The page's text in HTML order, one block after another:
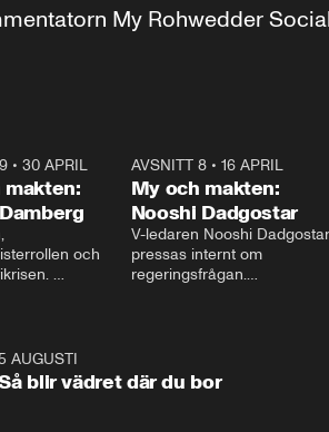
My Rohwedder
• 30 APRIL
makten:
och
och Makten.
AVSNITT 8• 16 APRIL
My och makten:
Nooshi Dadgostar
V-ledaren Nooshi Dadgostar
pressas internt om
regeringsfrågan.
– Vi ställer upp i val. Ska vi
vara med så sitter vi förstås
AUGUSTI
blir vädret där du bor